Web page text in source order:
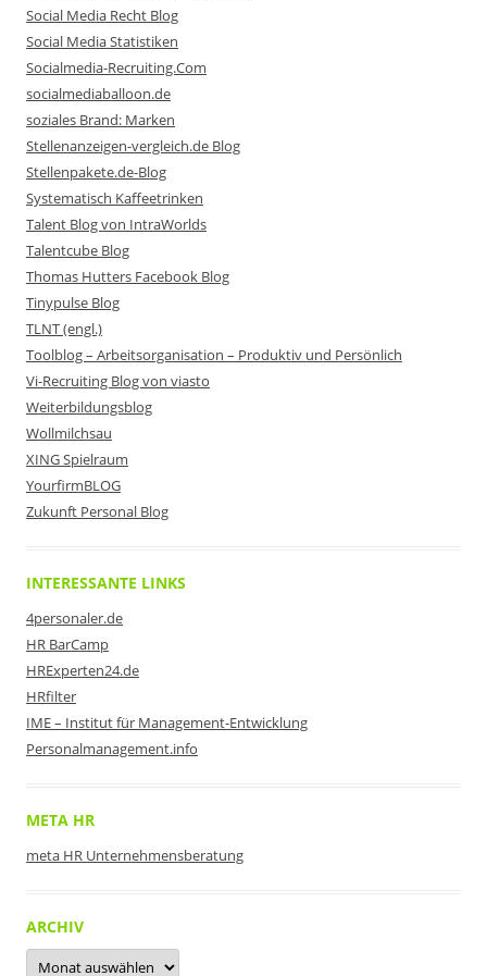
Social Media Recht Blog
Social Media Statistiken
Socialmedia-Recruiting.Com
socialmediaballoon.de
soziales Brand: Marken
Stellenanzeigen-vergleich.de Blog
Stellenpakete.de-Blog
Systematisch Kaffeetrinken
Talent Blog von IntraWorlds
Talentcube Blog
Thomas Hutters Facebook Blog
Tinypulse Blog
TLNT (engl.)
Toolblog – Arbeitsorganisation – Produktiv und Persönlich
Vi-Recruiting Blog von viasto
Weiterbildungsblog
Wollmilchsau
XING Spielraum
YourfirmBLOG
Zukunft Personal Blog
INTERESSANTE LINKS
4personaler.de
HR BarCamp
HRExperten24.de
HRfilter
IME – Institut für Management-Entwicklung
Personalmanagement.info
META HR
meta HR Unternehmensberatung
ARCHIV
Archiv